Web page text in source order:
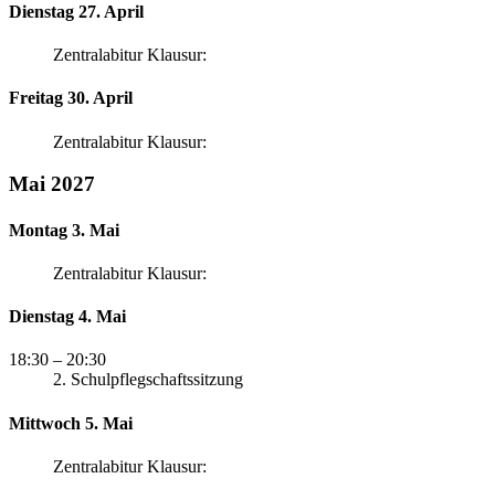
Dienstag 27. April
Zentralabitur Klausur:
Freitag 30. April
Zentralabitur Klausur:
Mai 2027
Montag 3. Mai
Zentralabitur Klausur:
Dienstag 4. Mai
18:30 – 20:30
2. Schulpflegschaftssitzung
Mittwoch 5. Mai
Zentralabitur Klausur: